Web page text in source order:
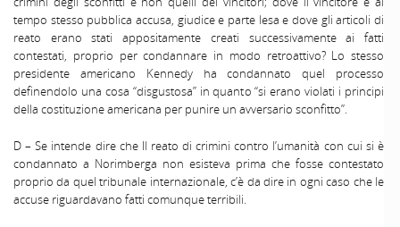
tempo stesso pubblica accusa, giudice e parte lesa e dove gli articoli di
reato erano stati appositamente creati successivamente ai fatti
contestati, proprio per condannare in modo retroattivo? Lo stesso
presidente americano Kennedy ha condannato quel processo
definendolo una cosa “disgustosa” in quanto “si erano violati i principi
della costituzione americana per punire un avversario sconfitto”.
D – Se intende dire che Il reato di crimini contro l’umanità con cui si è
condannato a Norimberga non esisteva prima che fosse contestato
proprio da quel tribunale internazionale, c’è da dire in ogni caso che le
accuse riguardavano fatti comunque terribili.